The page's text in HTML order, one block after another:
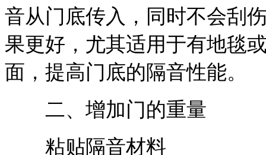
音从门底传入，同时不会刮
果更好，尤其适用于有地毯
面，提高门底的隔音性能。
二、增加门的重量
粘贴隔音材料